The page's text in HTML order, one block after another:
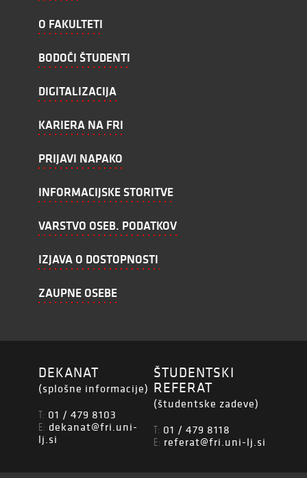
O FAKULTETI
BODOČI ŠTUDENTI
DIGITALIZACIJA
KARIERA NA FRI
PRIJAVI NAPAKO
INFORMACIJSKE STORITVE
VARSTVO OSEB. PODATKOV
IZJAVA O DOSTOPNOSTI
ZAUPNE OSEBE
DEKANAT
(splošne informacije)
T: 01 / 479 8103
E: dekanat@fri.uni-
lj.si
ŠTUDENTSKI
REFERAT
(študentske zadeve)
T: 01 / 479 8118
E: referat@fri.uni-lj.si